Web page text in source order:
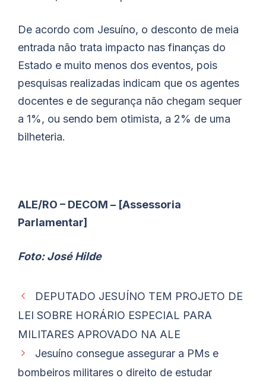
De acordo com Jesuíno, o desconto de meia
entrada não trata impacto nas finanças do
Estado e muito menos dos eventos, pois
pesquisas realizadas indicam que os agentes
docentes e de segurança não chegam sequer
a 1%, ou sendo bem otimista, a 2% de uma
bilheteria.
ALE/RO – DECOM – [Assessoria
Parlamentar]
Foto: José Hilde
DEPUTADO JESUÍNO TEM PROJETO DE
LEI SOBRE HORÁRIO ESPECIAL PARA
MILITARES APROVADO NA ALE
Jesuíno consegue assegurar a PMs e
bombeiros militares o direito de estudar